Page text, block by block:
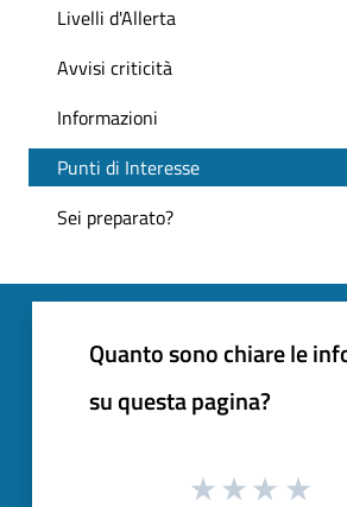
Livelli d'Allerta
Avvisi criticità
Informazioni
Punti di Interesse
Sei preparato?
Quanto sono chiare le
su questa pagina?